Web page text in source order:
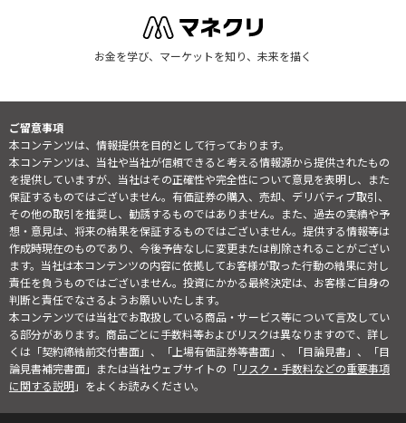
お金を学び、マーケットを知り、未来を描く
ご留意事項
本コンテンツは、情報提供を目的として行っております。
本コンテンツは、当社や当社が信頼できると考える情報源から提供されたもの
を提供していますが、当社はその正確性や完全性について意見を表明し、また
保証するものではございません。有価証券の購入、売却、デリバティブ取引、
その他の取引を推奨し、勧誘するものではありません。また、過去の実績や予
想・意見は、将来の結果を保証するものではございません。提供する情報等は
作成時現在のものであり、今後予告なしに変更または削除されることがござい
ます。当社は本コンテンツの内容に依拠してお客様が取った行動の結果に対し
責任を負うものではございません。投資にかかる最終決定は、お客様ご自身の
判断と責任でなさるようお願いいたします。
本コンテンツでは当社でお取扱している商品・サービス等について言及してい
る部分があります。商品ごとに手数料等およびリスクは異なりますので、詳し
くは「契約締結前交付書面」、「上場有価証券等書面」、「目論見書」、「目
論見書補完書面」または当社ウェブサイトの「リスク・手数料などの重要事項
に関する説明」をよくお読みください。